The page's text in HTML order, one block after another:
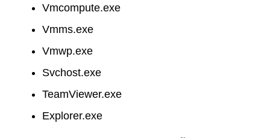
Vmcompute.exe
Vmms.exe
Vmwp.exe
Svchost.exe
TeamViewer.exe
Explorer.exe